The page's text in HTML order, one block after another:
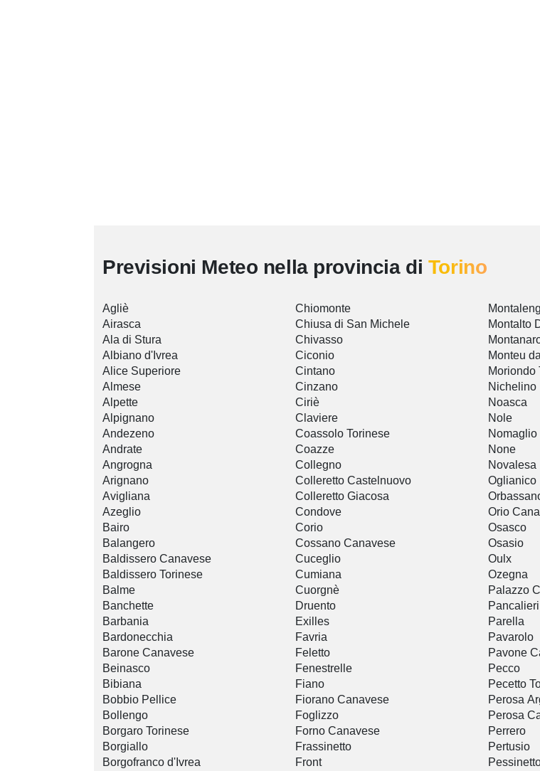
Previsioni Meteo nella provincia di Torino
Agliè
Airasca
Ala di Stura
Albiano d'Ivrea
Alice Superiore
Almese
Alpette
Alpignano
Andezeno
Andrate
Angrogna
Arignano
Avigliana
Azeglio
Bairo
Balangero
Baldissero Canavese
Baldissero Torinese
Balme
Banchette
Barbania
Bardonecchia
Barone Canavese
Beinasco
Bibiana
Bobbio Pellice
Bollengo
Borgaro Torinese
Borgiallo
Borgofranco d'Ivrea
Chiomonte
Chiusa di San Michele
Chivasso
Ciconio
Cintano
Cinzano
Ciriè
Claviere
Coassolo Torinese
Coazze
Collegno
Colleretto Castelnuovo
Colleretto Giacosa
Condove
Corio
Cossano Canavese
Cuceglio
Cumiana
Cuorgnè
Druento
Exilles
Favria
Feletto
Fenestrelle
Fiano
Fiorano Canavese
Foglizzo
Forno Canavese
Frassinetto
Front
Montalto
Monteu
Moriondo
Nichelino
Noasca
Nole
Nomaglio
None
Novalesa
Oglianico
Orio
Osasco
Osasio
Oulx
Ozegna
Palazzo
Pancalieri
Parella
Pavarolo
Pavone
Pecco
Pecetto
Perosa
Perosa
Perrero
Pertusio